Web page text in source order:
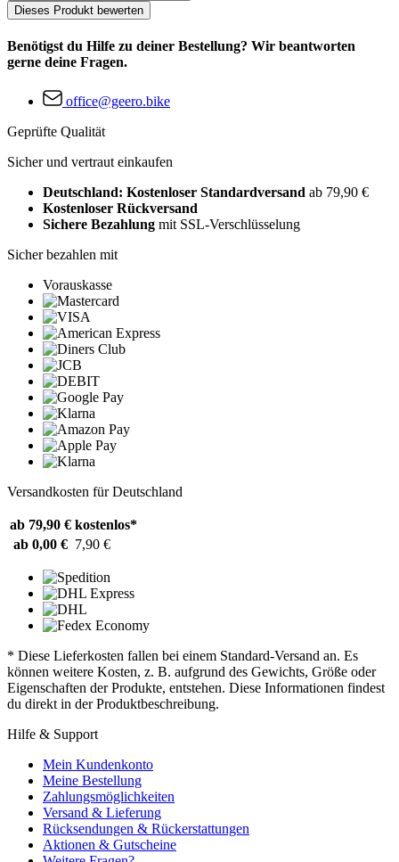
Dieses Produkt bewerten
Benötigst du Hilfe zu deiner Bestellung? Wir beantworten
gerne deine Fragen.
office@geero.bike
Geprüfte Qualität
Sicher und vertraut einkaufen
Deutschland: Kostenloser Standardversand ab 79,90 €
Kostenloser Rückversand
Sichere Bezahlung mit SSL-Verschlüsselung
Sicher bezahlen mit
Vorauskasse
Versandkosten für Deutschland
ab 79,90 € kostenlos*
ab 0,00 € 7,90 €
* Diese Lieferkosten fallen bei einem Standard-Versand an. Es
können weitere Kosten, z. B. aufgrund des Gewichts, Größe oder
Eigenschaften der Produkte, entstehen. Diese Informationen findest
du direkt in der Produktbeschreibung.
Hilfe & Support
Mein Kundenkonto
Meine Bestellung
Zahlungsmöglichkeiten
Versand & Lieferung
Rücksendungen & Rückerstattungen
Aktionen & Gutscheine